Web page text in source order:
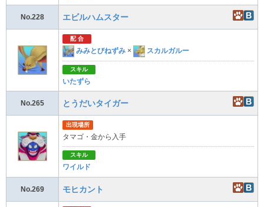
No.228 エビルハムスター
配 合
みみとびねずみ × スカルガルー
スキル
いたずら
No.265 とうだいタイガー
出現場所
タマゴ・金から入手
スキル
ワイルド
No.269 モヒカント